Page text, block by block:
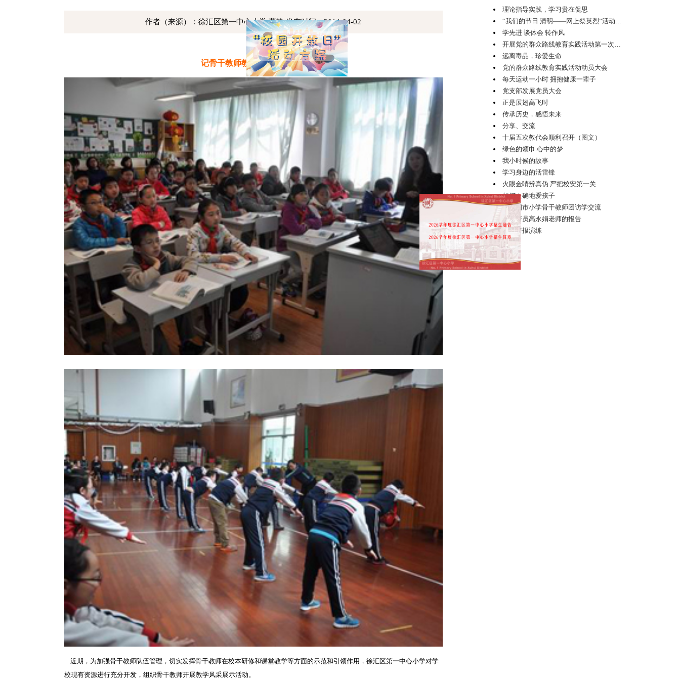
作者（来源）：徐汇区第一中心小学 曹静 发布时间：2014-04-02
记骨干教师教学风采展示活动
近期，为加强骨干教师队伍管理，切实发挥骨干教师在校本研修和课堂教学等方面的示范和引领作用，徐汇区第一中心小学对学
校现有资源进行充分开发，组织骨干教师开展教学风采展示活动。
理论指导实践，学习贵在促思
“我们的节日 清明——网上祭英烈”活动启动仪式
学先进 谈体会 转作风
开展党的群众路线教育实践活动第一次学习活动
远离毒品，珍爱生命
党的群众路线教育实践活动动员大会
每天运动一小时 拥抱健康一辈子
党支部发展党员大会
正是展翅高飞时
传承历史，感悟未来
分享、交流
十届五次教代会顺利召开（图文）
绿色的领巾 心中的梦
我小时候的故事
学习身边的活雷锋
火眼金睛辨真伪 严把校安第一关
如何正确地爱孩子
迎接四市小学骨干教师团访学交流
区教研员高永娟老师的报告
防空警报演练